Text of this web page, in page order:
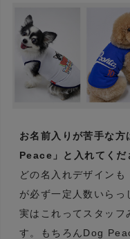
お名前入りが苦手な
Peace」と入れてくだ
どの名入れデザイン
が必ず一定人数いらっ
実はこれってスタッフ
す。もちろんDog